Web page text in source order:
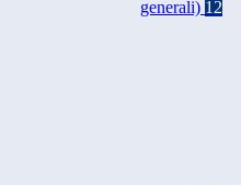
generali) 12